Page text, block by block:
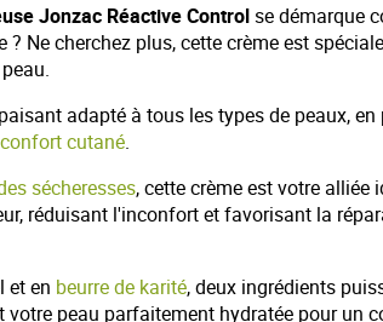
Jonzac Réactive Controlse démarque
Ne cherchez plus, cette crème est
adapté à tous les types de peaux,
cutané.
sécheresses, cette crème est votre alliée
réduisant l'inconfort et favorisant la
et en beurre de karité, deux ingrédients
peau parfaitement hydratée pour un